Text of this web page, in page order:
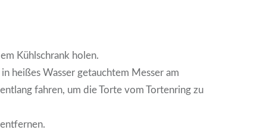
Kühlschrank holen.
heißes Wasser getauchtem Messer am
fahren, um die Torte vom Tortenring zu